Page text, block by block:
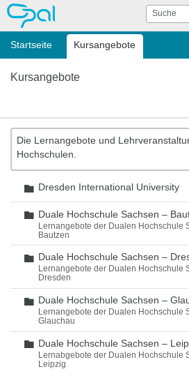
OPAL Suche
Startseite Kursangebote
Kursangebote
Die Lernangebote und
Hochschulen.
Ordner
Dresden International University
Ordner
Duale Hochschule Sachsen –
Lernangebote der Dualen Hochschule
Bautzen
Ordner
Duale Hochschule Sachsen –
Lernangebote der Dualen Hochschule
Dresden
Ordner
Duale Hochschule Sachsen –
Lernangebote der Dualen Hochschule
Glauchau
Ordner
Duale Hochschule Sachsen –
Lernabgebote der Dualen Hochschule
Leipzig